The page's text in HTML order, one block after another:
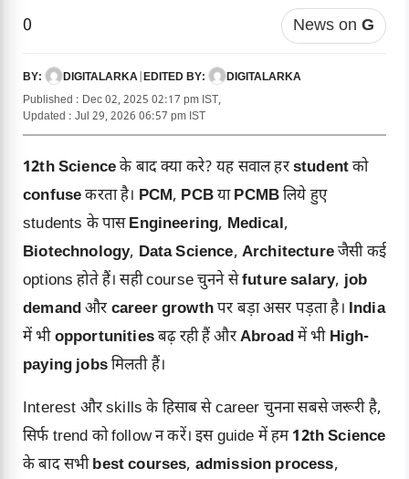
0 News on G
BY: DIGITALARKA EDITED BY:
DIGITALARKA
Published : Dec 02, 2025 02:17 pm IST,
Updated : Jul 29, 2026 06:57 pm IST
12th Scienceके बाद क्या करे? यह सवाल हरstudentको
confuseकरता है। PCM, PCBयाPCMBलिये हुए
students के पासEngineering, Medical,
Biotechnology, Data Science, Architectureजैसी कई
options होते हैं। सही course चुनने सेfuture salary, job
demandऔरcareer growthपर बड़ा असर पड़ता है। India
में भीopportunitiesबढ़ रही हैं औरAbroadमें भी High-
paying jobsमिलती हैं।
Interest और skills के हिसाब से career चुनना सबसे जरूरी है,
सिर्फ trend को follow न करें। इस guide में हम12th Science
के बाद सभीbest courses, admission process,